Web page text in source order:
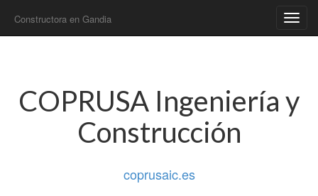
Constructora en Gandia
COPRUSA Ingeniería y
Construcción
coprusaic.es